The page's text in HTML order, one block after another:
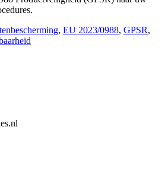
, EU 2023/0988, GPSR,